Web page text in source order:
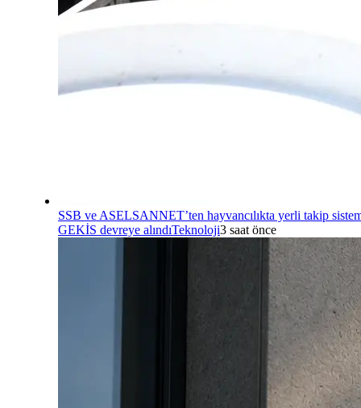
SSB ve ASELSANNET’ten hayvancılıkta yerli takip
GEKİS devreye alındıTeknoloji3 saat önce